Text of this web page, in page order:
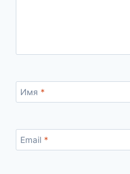
Имя *
Email *